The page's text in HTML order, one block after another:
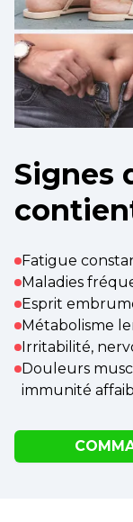
Signes
Fatigue
Maladies
Esprit
Métabolisme
Irritabilité,
Douleurs
immunité